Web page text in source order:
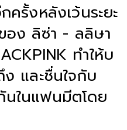
ครั้งหลังเว้นระยะ
อง ลิซ่า - ลลิษา
ทำให้บ
และชื่นใจกับ
นในแฟนมีตโดย